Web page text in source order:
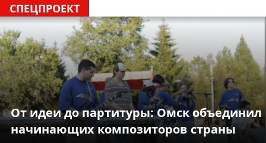
СПЕЦПРОЕКТ
От идеи до партитуры: Омск объединил
начинающих композиторов страны